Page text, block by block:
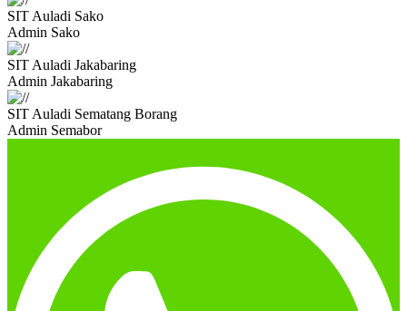
SIT Auladi Sako
Admin Sako
SIT Auladi Jakabaring
Admin Jakabaring
SIT Auladi Sematang Borang
Admin Semabor